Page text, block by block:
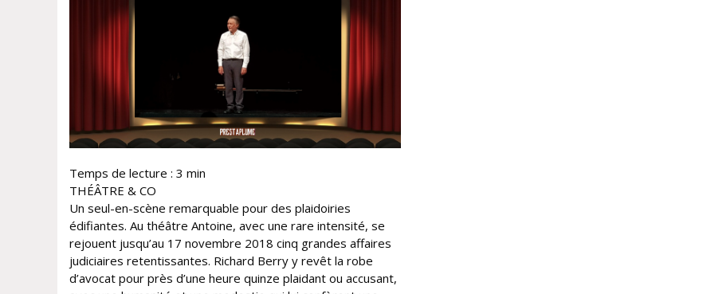
Temps de lecture : 3 min
THÉÂTRE & CO
Un seul-en-scène remarquable pour des plaidoiries
édifiantes. Au théâtre Antoine, avec une rare intensité, se
rejouent jusqu’au 17 novembre 2018 cinq grandes affaires
judiciaires retentissantes. Richard Berry y revêt la robe
d’avocat pour près d’une heure quinze plaidant ou accusant,